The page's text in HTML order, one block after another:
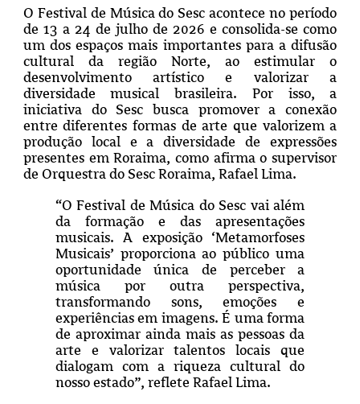
O Festival de Música do Sesc acontece no período
de 13 a 24 de julho de 2026 e consolida-se como
um dos espaços mais importantes para a difusão
cultural da região Norte, ao estimular o
desenvolvimento artístico e valorizar a
diversidade musical brasileira. Por isso, a
iniciativa do Sesc busca promover a conexão
entre diferentes formas de arte que valorizem a
produção local e a diversidade de expressões
presentes em Roraima, como afirma o supervisor
de Orquestra do Sesc Roraima, Rafael Lima.
“O Festival de Música do Sesc vai além
da formação e das apresentações
musicais. A exposição ‘Metamorfoses
Musicais’ proporciona ao público uma
oportunidade única de perceber a
música por outra perspectiva,
transformando sons, emoções e
experiências em imagens. É uma forma
de aproximar ainda mais as pessoas da
arte e valorizar talentos locais que
dialogam com a riqueza cultural do
nosso estado”, reflete Rafael Lima.